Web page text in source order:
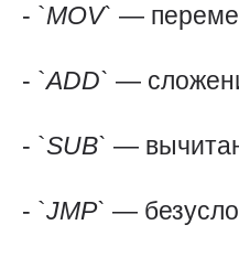
- `MOV` —
- `ADD` —
- `SUB` —
- `JMP` —